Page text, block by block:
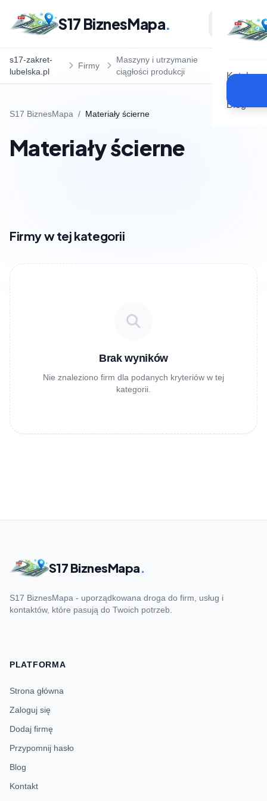
S17 BiznesMapa.
Katalog
Blog
s17-zakret-
lubelska.pl
Firmy
Maszyny i utrzymanie
ciągłości produkcji
ścierne
S17 BiznesMapa / Materiały ścierne
Materiały ścierne
Firmy w tej kategorii
Brak wyników
Nie znaleziono firm dla podanych kryteriów w tej
kategorii.
S17 BiznesMapa.
S17 BiznesMapa - uporządkowana droga do firm, usług i
kontaktów, które pasują do Twoich potrzeb.
PLATFORMA
Strona główna
Zaloguj się
Dodaj firmę
Przypomnij hasło
Blog
Kontakt